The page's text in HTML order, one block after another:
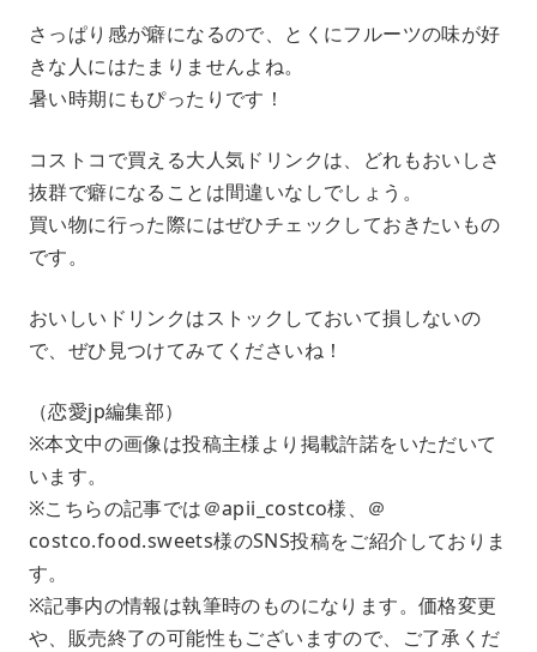
さっぱり感が癖になるので、とくにフルーツの味が好
きな人にはたまりませんよね。
暑い時期にもぴったりです！
コストコで買える大人気ドリンクは、どれもおいしさ
抜群で癖になることは間違いなしでしょう。
買い物に行った際にはぜひチェックしておきたいもの
です。
おいしいドリンクはストックしておいて損しないの
で、ぜひ見つけてみてくださいね！
（恋愛jp編集部）
※本文中の画像は投稿主様より掲載許諾をいただいて
います。
※こちらの記事では＠apii_costco様、＠
costco.food.sweets様のSNS投稿をご紹介しておりま
す。
※記事内の情報は執筆時のものになります。価格変更
や、販売終了の可能性もございますので、ご了承くだ